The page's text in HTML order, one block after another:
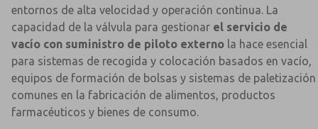
entornos de alta velocidad y operación continua. La
capacidad de la válvula para gestionar el servicio de
vacío con suministro de piloto externo la hace esencial
para sistemas de recogida y colocación basados en vacío,
equipos de formación de bolsas y sistemas de paletización
comunes en la fabricación de alimentos, productos
farmacéuticos y bienes de consumo.